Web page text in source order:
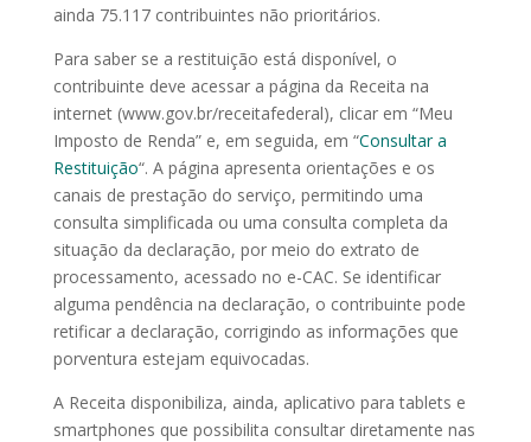
ainda 75.117 contribuintes não prioritários.
Para saber se a restituição está disponível, o
contribuinte deve acessar a página da Receita na
internet (www.gov.br/receitafederal), clicar em “Meu
Imposto de Renda” e, em seguida, em “Consultar a
Restituição“. A página apresenta orientações e os
canais de prestação do serviço, permitindo uma
consulta simplificada ou uma consulta completa da
situação da declaração, por meio do extrato de
processamento, acessado no e-CAC. Se identificar
alguma pendência na declaração, o contribuinte pode
retificar a declaração, corrigindo as informações que
porventura estejam equivocadas.
A Receita disponibiliza, ainda, aplicativo para tablets e
smartphones que possibilita consultar diretamente nas